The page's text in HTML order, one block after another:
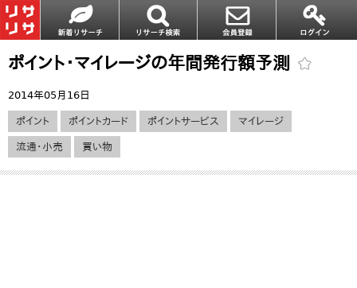
ポイント・マイレージの年間発行額予測
2014年05月16日
ポイント ポイントカード ポイントサービス マイレージ
流通・小売 買い物